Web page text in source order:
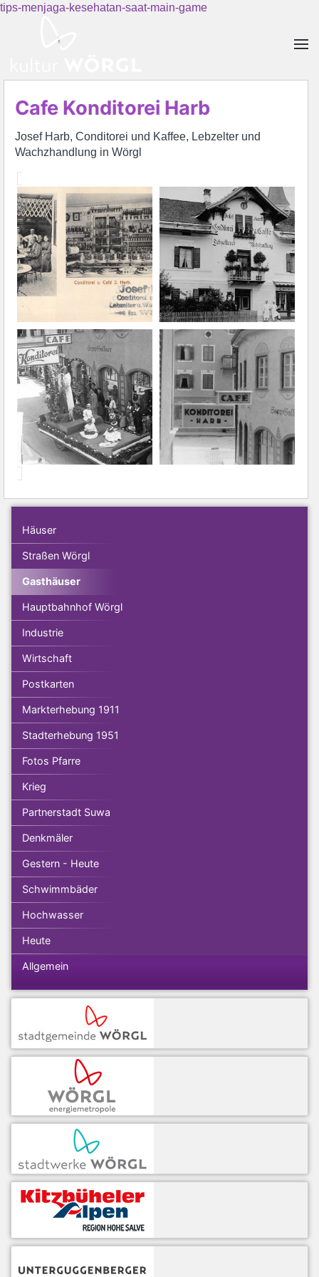
tips-menjaga-kesehatan-saat-main-game
Cafe Konditorei Harb
Josef Harb, Conditorei und Kaffee, Lebzelter und
Wachzhandlung in Wörgl
Häuser
Straßen Wörgl
Gasthäuser
Hauptbahnhof Wörgl
Industrie
Wirtschaft
Postkarten
Markterhebung 1911
Stadterhebung 1951
Fotos Pfarre
Krieg
Partnerstadt Suwa
Denkmäler
Gestern - Heute
Schwimmbäder
Hochwasser
Heute
Allgemein